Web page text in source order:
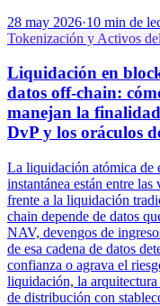
28 may 2026·10 min de
Tokenización y Activos
Liquidación en
datos off-chain:
manejan la
DvP y los oráculos
La liquidación atómica de
instantánea están entre
frente a la liquidación
chain depende de datos
NAV, devengos de
de esa cadena de datos
confianza o agrava el
liquidación, la
de distribución con